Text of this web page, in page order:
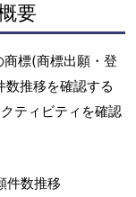
要
標(商標出願・登
推移を確認する
ティビティを確認
件数推移